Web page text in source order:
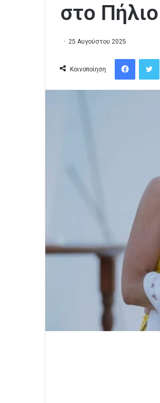
στο
25 Αυγούστου 2025
Κοινοποίηση